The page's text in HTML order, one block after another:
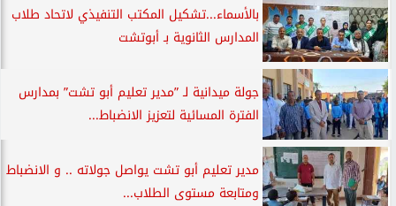
بالأسماء...تشكيل المكتب التنفيذي لاتحاد طلاب
المدارس الثانوية بـ أبوتشت
جولة ميدانية لـ ”مدير تعليم أبو تشت” بمدارس
الفترة المسائية لتعزيز الانضباط...
مدير تعليم أبو تشت يواصل جولاته .. و الانضباط
ومتابعة مستوى الطلاب...